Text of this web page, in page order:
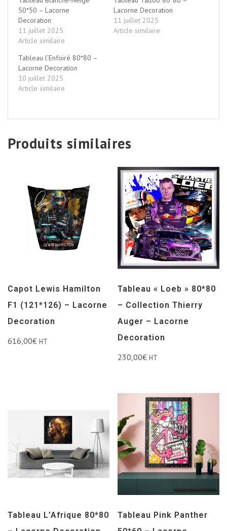
50*50 – Lacorne
Decoration
11 juillet 2025
Article similaire
Lacorne Decoration
11 juillet 2025
Article similaire
Tableau l’Enfoiré 80*80 –
Lacorne Decoration
10 juillet 2025
Article similaire
Produits similaires
Capot Lewis Hamilton
F1 (121*126) – Lacorne
Decoration
616,00€ HT
Tableau « Loeb » 80*80
– Collection Thierry
Auger – Lacorne
Decoration
230,00€ HT
Tableau L’Afrique 80*80
Tableau Pink Panther